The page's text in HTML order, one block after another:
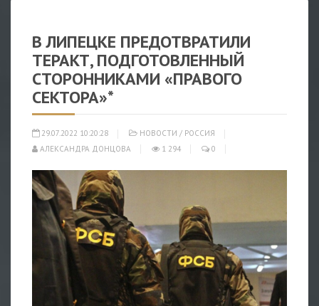
В ЛИПЕЦКЕ ПРЕДОТВРАТИЛИ
ТЕРАКТ, ПОДГОТОВЛЕННЫЙ
СТОРОННИКАМИ «ПРАВОГО
СЕКТОРА»*
29.07.2022 10:20:28 НОВОСТИ / РОССИЯ
АЛЕКСАНДРА ДОНЦОВА
1 294 0